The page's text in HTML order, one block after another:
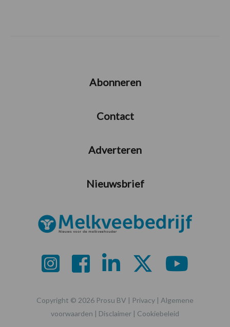
Abonneren
Contact
Adverteren
Nieuwsbrief
Copyright © 2026 Prosu BV | Privacy | Algemene
voorwaarden | Disclaimer | Cookiebeleid